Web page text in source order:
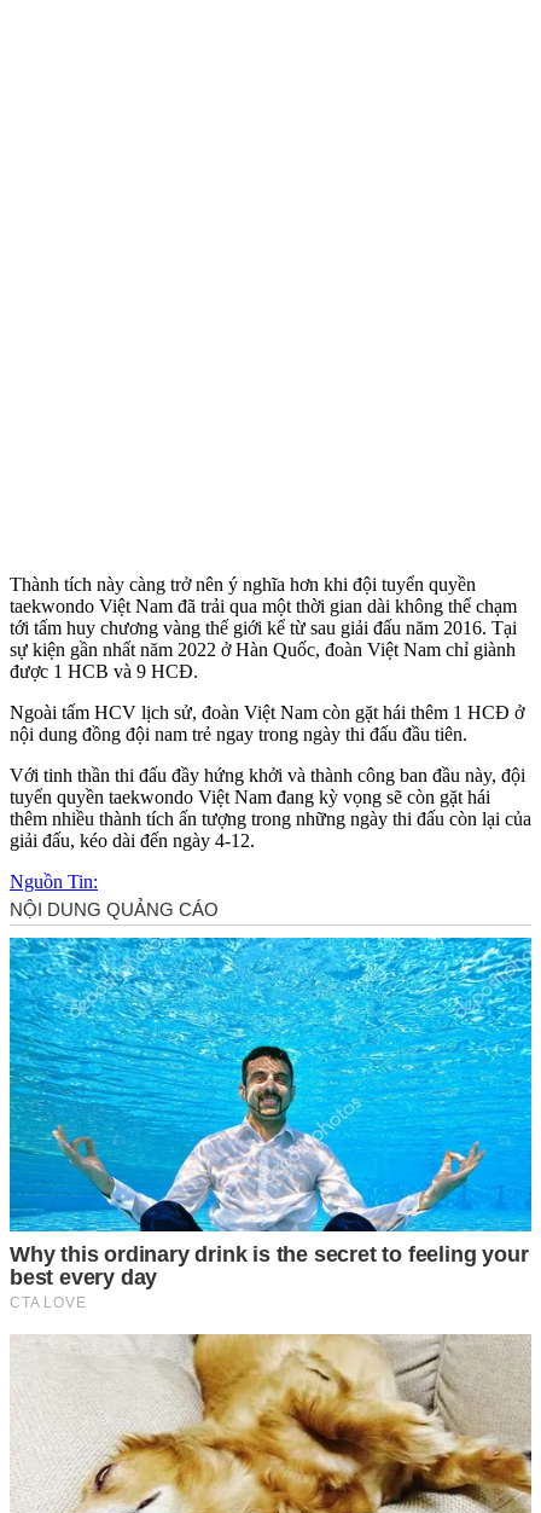
Thành tích này càng trở nên ý nghĩa hơn khi đội tuyển quyền
taekwondo Việt Nam đã trải qua một thời gian dài không thể chạm
tới tấm huy chương vàng thế giới kể từ sau giải đấu năm 2016. Tại
sự kiện gần nhất năm 2022 ở Hàn Quốc, đoàn Việt Nam chỉ giành
được 1 HCB và 9 HCĐ.
Ngoài tấm HCV lịch sử, đoàn Việt Nam còn gặt hái thêm 1 HCĐ ở
nội dung đồng đội nam trẻ ngay trong ngày thi đấu đầu tiên.
Với tinh thần thi đấu đầy hứng khởi và thành công ban đầu này, đội
tuyển quyền taekwondo Việt Nam đang kỳ vọng sẽ còn gặt hái
thêm nhiều thành tích ấn tượng trong những ngày thi đấu còn lại của
giải đấu, kéo dài đến ngày 4-12.
Nguồn Tin: